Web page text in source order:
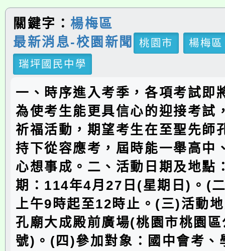
關鍵字： 楊梅區
最新消息-校園新聞
桃園市
楊梅區
瑞坪國民中學
一、時序進入考季，各項考試即
為使考生能更具信心的迎接考試
祈福活動，期望考生在至聖先師
持下從容應考，屆時能一舉高中
心想事成。二、活動日期及地點
期：114年4月27日(星期日)。(
上午9時起至12時止。(三)活動
孔廟大成殿前廣場(桃園市桃園
號)。(四)參加對象：國中會考、